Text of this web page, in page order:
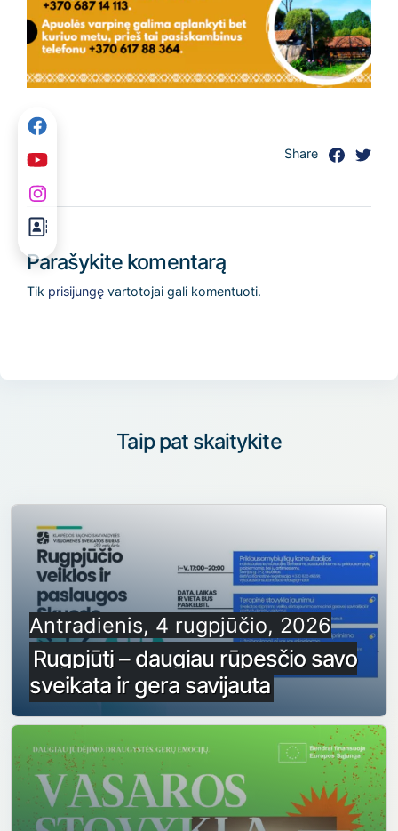
Share
Parašykite komentarą
Tik prisijungęvartotojai gali komentuoti.
Taip pat skaitykite
Antradienis, 4 rugpjūčio, 2026
Rugpjūtį – daugiau rūpesčio savo
sveikata ir gera savijauta